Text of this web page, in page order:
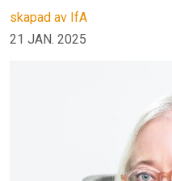
skapad av IfA
21 JAN. 2025